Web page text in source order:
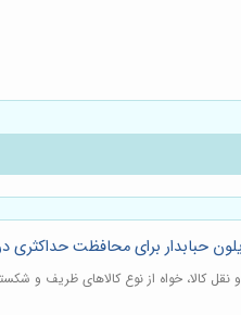
حبابدار برای محافظت
کالا، خواه از نوع کالاهای ظریف و